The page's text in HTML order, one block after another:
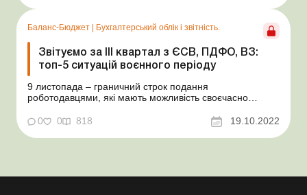
правового режиму воєнного ста...
Баланс-Бюджет Бухгалтерський облік і звітність.
Звітуємо за ІІІ квартал з ЄСВ, ПДФО, ВЗ:
топ-5 ситуацій воєнного періоду
9 листопада – граничний строк подання
роботодавцями, які мають можливість своєчасно
розрахунку сум доходу, нарахованого (сплаченого) на
користь платників податків – фізичних осіб, і сум
утриманого з них податку, а також сум нарахова...
0 0 818 19.10.2022